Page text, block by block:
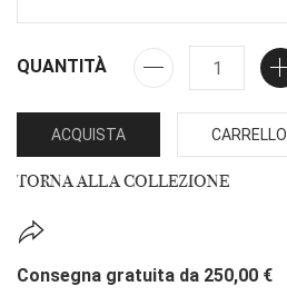
QUANTITÀ
ACQUISTA CARRELLO
TORNA ALLA COLLEZIONE
Consegna gratuita da 250,00 €